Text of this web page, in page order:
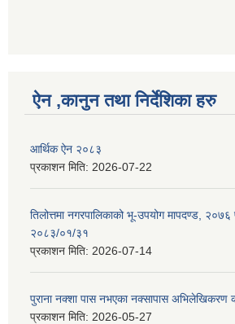
ऐन ,कानुन तथा निर्देशिका हरु
आर्थिक ऐन २०८३
प्रकाशन मिति: 2026-07-22
तिलोत्तमा नगरपालिकाको भू-उपयोग मापदण्ड,
२०८३/०१/३१
प्रकाशन मिति: 2026-07-14
पुराना नक्शा पास नभएका नक्सापास अभिलेखिकरण
प्रकाशन मिति: 2026-05-27